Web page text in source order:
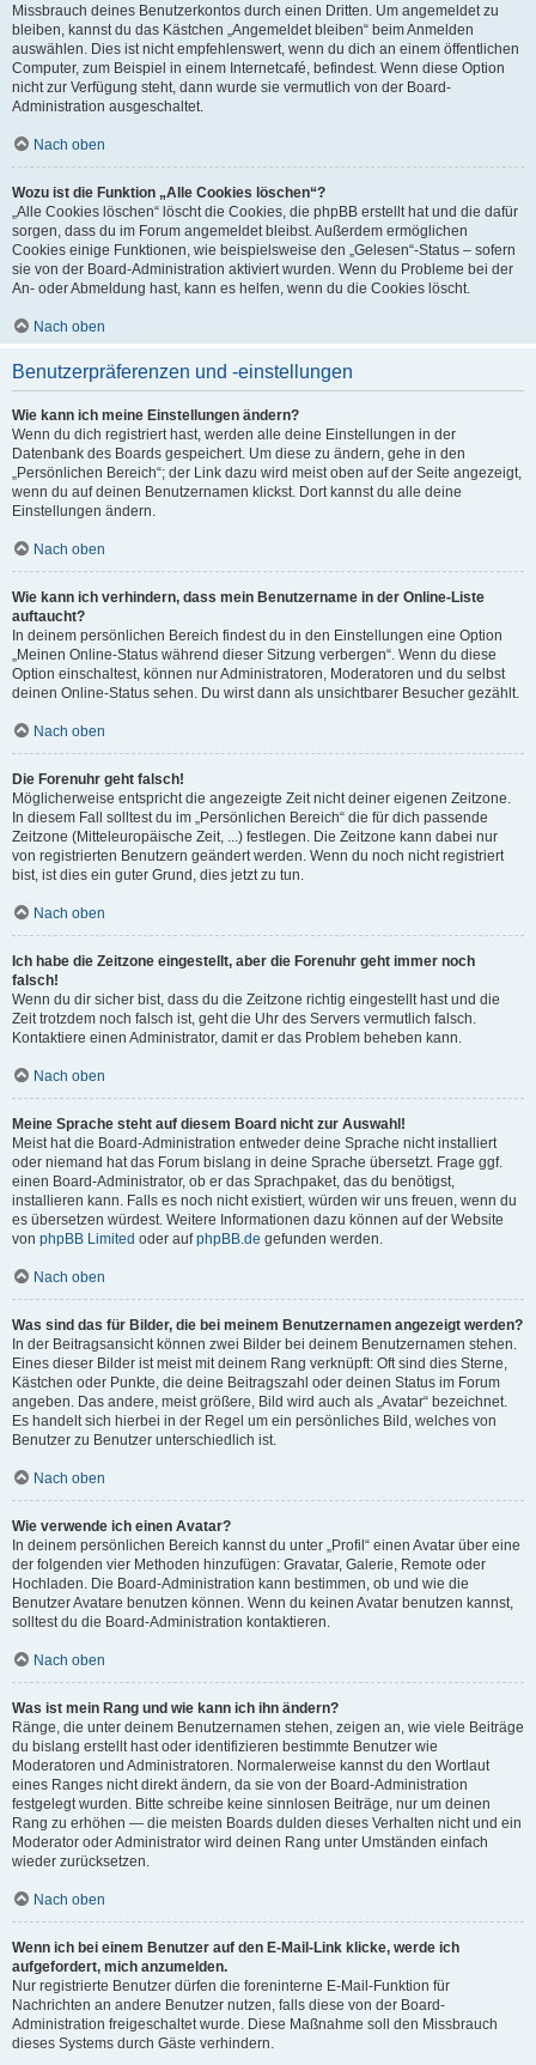
Missbrauch deines Benutzerkontos durch einen Dritten. Um angemeldet zu
bleiben, kannst du das Kästchen „Angemeldet bleiben“ beim Anmelden
auswählen. Dies ist nicht empfehlenswert, wenn du dich an einem öffentlichen
Computer, zum Beispiel in einem Internetcafé, befindest. Wenn diese Option
nicht zur Verfügung steht, dann wurde sie vermutlich von der Board-
Administration ausgeschaltet.
Nach oben
Wozu ist die Funktion „Alle Cookies löschen“?
„Alle Cookies löschen“ löscht die Cookies, die phpBB erstellt hat und die dafür
sorgen, dass du im Forum angemeldet bleibst. Außerdem ermöglichen
Cookies einige Funktionen, wie beispielsweise den „Gelesen“-Status – sofern
sie von der Board-Administration aktiviert wurden. Wenn du Probleme bei der
An- oder Abmeldung hast, kann es helfen, wenn du die Cookies löscht.
Nach oben
Benutzerpräferenzen und -einstellungen
Wie kann ich meine Einstellungen ändern?
Wenn du dich registriert hast, werden alle deine Einstellungen in der
Datenbank des Boards gespeichert. Um diese zu ändern, gehe in den
„Persönlichen Bereich“; der Link dazu wird meist oben auf der Seite angezeigt,
wenn du auf deinen Benutzernamen klickst. Dort kannst du alle deine
Einstellungen ändern.
Nach oben
Wie kann ich verhindern, dass mein Benutzername in der Online-Liste
auftaucht?
In deinem persönlichen Bereich findest du in den Einstellungen eine Option
„Meinen Online-Status während dieser Sitzung verbergen“. Wenn du diese
Option einschaltest, können nur Administratoren, Moderatoren und du selbst
deinen Online-Status sehen. Du wirst dann als unsichtbarer Besucher gezählt.
Nach oben
Die Forenuhr geht falsch!
Möglicherweise entspricht die angezeigte Zeit nicht deiner eigenen Zeitzone.
In diesem Fall solltest du im „Persönlichen Bereich“ die für dich passende
Zeitzone (Mitteleuropäische Zeit, ...) festlegen. Die Zeitzone kann dabei nur
von registrierten Benutzern geändert werden. Wenn du noch nicht registriert
bist, ist dies ein guter Grund, dies jetzt zu tun.
Nach oben
Ich habe die Zeitzone eingestellt, aber die Forenuhr geht immer noch
falsch!
Wenn du dir sicher bist, dass du die Zeitzone richtig eingestellt hast und die
Zeit trotzdem noch falsch ist, geht die Uhr des Servers vermutlich falsch.
Kontaktiere einen Administrator, damit er das Problem beheben kann.
Nach oben
Meine Sprache steht auf diesem Board nicht zur Auswahl!
Meist hat die Board-Administration entweder deine Sprache nicht installiert
oder niemand hat das Forum bislang in deine Sprache übersetzt. Frage ggf.
einen Board-Administrator, ob er das Sprachpaket, das du benötigst,
installieren kann. Falls es noch nicht existiert, würden wir uns freuen, wenn du
es übersetzen würdest. Weitere Informationen dazu können auf der Website
von phpBB Limited oder aufphpBB.de gefunden werden.
Nach oben
Was sind das für Bilder, die bei meinem Benutzernamen angezeigt werden?
In der Beitragsansicht können zwei Bilder bei deinem Benutzernamen stehen.
Eines dieser Bilder ist meist mit deinem Rang verknüpft: Oft sind dies Sterne,
Kästchen oder Punkte, die deine Beitragszahl oder deinen Status im Forum
angeben. Das andere, meist größere, Bild wird auch als „Avatar“ bezeichnet.
Es handelt sich hierbei in der Regel um ein persönliches Bild, welches von
Benutzer zu Benutzer unterschiedlich ist.
Nach oben
Wie verwende ich einen Avatar?
In deinem persönlichen Bereich kannst du unter „Profil“ einen Avatar über eine
der folgenden vier Methoden hinzufügen: Gravatar, Galerie, Remote oder
Hochladen. Die Board-Administration kann bestimmen, ob und wie die
Benutzer Avatare benutzen können. Wenn du keinen Avatar benutzen kannst,
solltest du die Board-Administration kontaktieren.
Nach oben
Was ist mein Rang und wie kann ich ihn ändern?
Ränge, die unter deinem Benutzernamen stehen, zeigen an, wie viele Beiträge
du bislang erstellt hast oder identifizieren bestimmte Benutzer wie
Moderatoren und Administratoren. Normalerweise kannst du den Wortlaut
eines Ranges nicht direkt ändern, da sie von der Board-Administration
festgelegt wurden. Bitte schreibe keine sinnlosen Beiträge, nur um deinen
Rang zu erhöhen — die meisten Boards dulden dieses Verhalten nicht und ein
Moderator oder Administrator wird deinen Rang unter Umständen einfach
wieder zurücksetzen.
Nach oben
Wenn ich bei einem Benutzer auf den E-Mail-Link klicke, werde ich
aufgefordert, mich anzumelden.
Nur registrierte Benutzer dürfen die foreninterne E-Mail-Funktion für
Nachrichten an andere Benutzer nutzen, falls diese von der Board-
Administration freigeschaltet wurde. Diese Maßnahme soll den Missbrauch
dieses Systems durch Gäste verhindern.